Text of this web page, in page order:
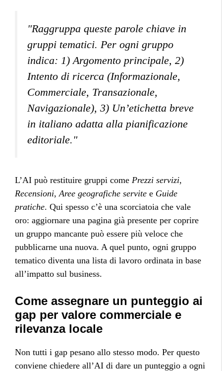
"Raggruppa queste parole chiave in
gruppi tematici. Per ogni gruppo
indica: 1) Argomento principale, 2)
Intento di ricerca (Informazionale,
Commerciale, Transazionale,
Navigazionale), 3) Un’etichetta breve
in italiano adatta alla pianificazione
editoriale."
L’AI può restituire gruppi come Prezzi servizi,
Recensioni,Aree geografiche servite e Guide
pratiche. Qui spesso c’è una scorciatoia che vale
oro: aggiornare una pagina già presente per coprire
un gruppo mancante può essere più veloce che
pubblicarne una nuova. A quel punto, ogni gruppo
tematico diventa una lista di lavoro ordinata in base
all’impatto sul business.
Come assegnare un punteggio ai
gap per valore commerciale e
rilevanza locale
Non tutti i gap pesano allo stesso modo. Per questo
conviene chiedere all’AI di dare un punteggio a ogni